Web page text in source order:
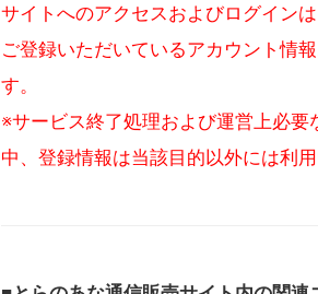
サイトへのアクセスおよびログイン
ご登録いただいているアカウント情
す。
※サービス終了処理および運営上必
中、登録情報は当該目的以外には利用